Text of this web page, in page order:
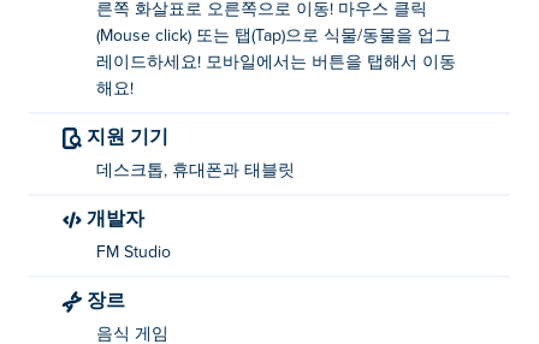
업그레이드할 수 있습니다. 이동하는: 아래쪽 버튼을 탭하
여 이동하세요. 사물과 상호작용하거나 건물에 들어가려
면 잠시 그 앞에 서 있으면 됩니다. 식물이나 동물을 탭하
피자 플래닛은 누가 만들었나요?
Pizza Planet은 FM Studio에서 제작했습니다. FM Studio
Forgotten Hill: The Wardrobe 2
Wardrobe 3 , Forgotten Hill: The Wardrobe 4
른쪽 화살표로 오른쪽으로 이동! 마우스 클릭
(Mouse click) 또는 탭(Tap)으로 식물/동물을 업그
레이드하세요! 모바일에서는 버튼을 탭해서 이동
해요!
지원 기기
데스크톱, 휴대폰과 태블릿
개발자
FM Studio
장르
음식 게임